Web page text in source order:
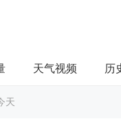
天气视频 历
天